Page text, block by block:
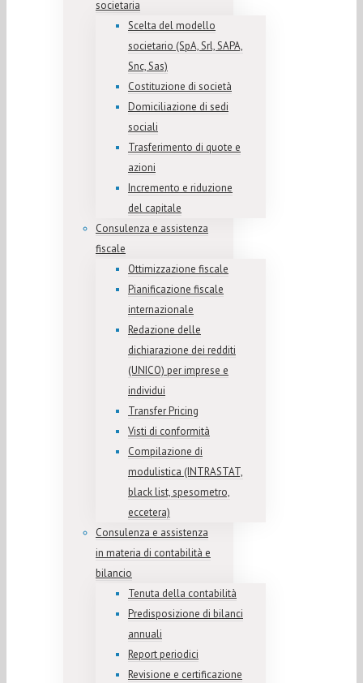
societaria
Scelta del modello
societario (SpA, Srl, SAPA,
Snc, Sas)
Costituzione di società
Domiciliazione di sedi
sociali
Trasferimento di quote e
azioni
Incremento e riduzione
del capitale
Consulenza e assistenza
fiscale
Ottimizzazione fiscale
Pianificazione fiscale
internazionale
Redazione delle
dichiarazione dei redditi
(UNICO) per imprese e
individui
Transfer Pricing
Visti di conformità
Compilazione di
modulistica (INTRASTAT,
black list, spesometro,
eccetera)
Consulenza e assistenza
in materia di contabilità e
bilancio
Tenuta della contabilità
Predisposizione di bilanci
annuali
Report periodici
Revisione e certificazione